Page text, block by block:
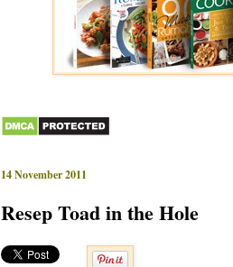
14 November 2011
Resep Toad in the Hole